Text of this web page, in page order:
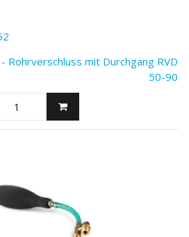
Rohrverschluss mit Durchgang RVD
50-90